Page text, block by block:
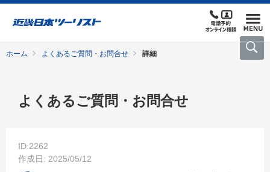
ホーム よくあるご質問・お問合せ 詳細
よくあるご質問・お問合せ
ID:2262
作成日: 2025/05/12